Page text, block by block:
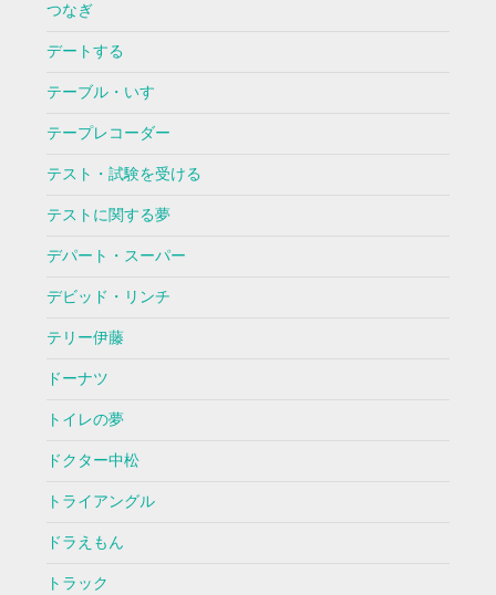
つなぎ
デートする
テーブル・いす
テープレコーダー
テスト・試験を受ける
テストに関する夢
デパート・スーパー
デビッド・リンチ
テリー伊藤
ドーナツ
トイレの夢
ドクター中松
トライアングル
ドラえもん
トラック